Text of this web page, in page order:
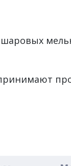
принимают